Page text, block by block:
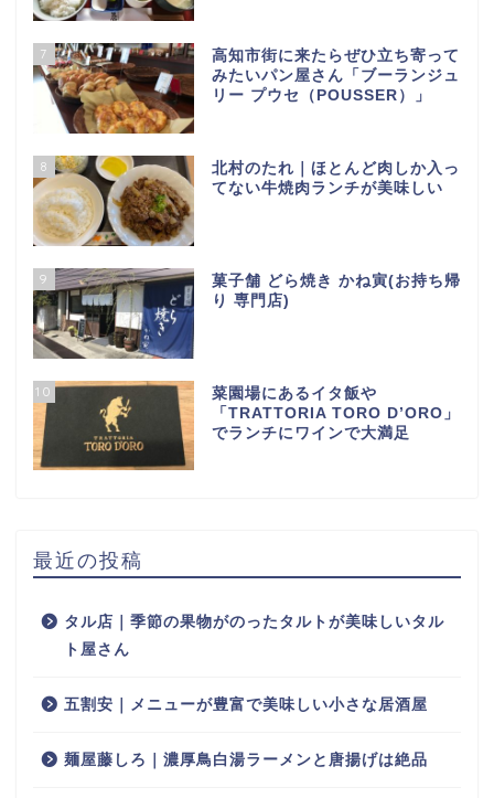
7
高知市街に来たらぜひ立ち寄って
みたいパン屋さん「ブーランジュ
リー プウセ（POUSSER）」
8
北村のたれ｜ほとんど肉しか入っ
てない牛焼肉ランチが美味しい
9
菓子舗 どら焼き かね寅(お持ち帰
り 専門店)
10
菜園場にあるイタ飯や
「TRATTORIA TORO D’ORO」
でランチにワインで大満足
最近の投稿
タル店｜季節の果物がのったタルトが美味しいタル
ト屋さん
五割安｜メニューが豊富で美味しい小さな居酒屋
麺屋藤しろ｜濃厚鳥白湯ラーメンと唐揚げは絶品